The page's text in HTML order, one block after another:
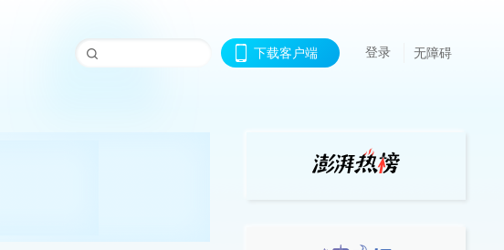
下载客户端 登录 无障碍